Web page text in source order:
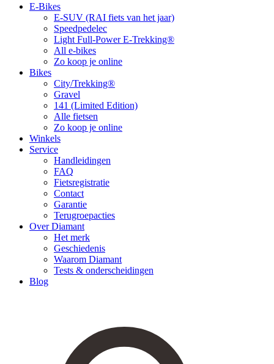
E-Bikes
E-SUV (RAI fiets van het jaar)
Speedpedelec
Light Full-Power E-Trekking®
All e-bikes
Zo koop je online
Bikes
City/Trekking®
Gravel
141 (Limited Edition)
Alle fietsen
Zo koop je online
Winkels
Service
Handleidingen
FAQ
Fietsregistratie
Contact
Garantie
Terugroepacties
Over Diamant
Het merk
Geschiedenis
Waarom Diamant
Tests & onderscheidingen
Blog